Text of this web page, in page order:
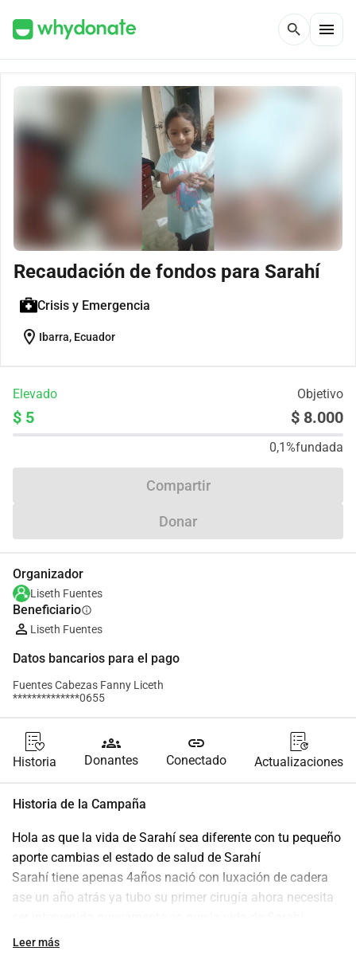
search menu
Recaudación de fondos para Sarahí
Crisis y Emergencia
location_on Ibarra, Ecuador
Elevado Objetivo
$ 5 $ 8.000
0,1%fundada
Compartir
Donar
Organizador
Liseth Fuentes
Beneficiarioinfo
Liseth Fuentes
Datos bancarios para el pago
Fuentes Cabezas Fanny Liceth
**************0655
Historia
groups
Donantes
link
Conectado Actualizaciones
Historia de la Campaña
Hola as que la vida de Sarahí sea diferente con tu pequeño
aporte cambias el estado de salud de Sarahí
Sarahí tiene apenas 4años nació con luxación de cadera
ase un año atrás ya tubo su primer cirugía ahora necesita
cambie y que lleve una vida como cuál quier otro niño de
Leer más